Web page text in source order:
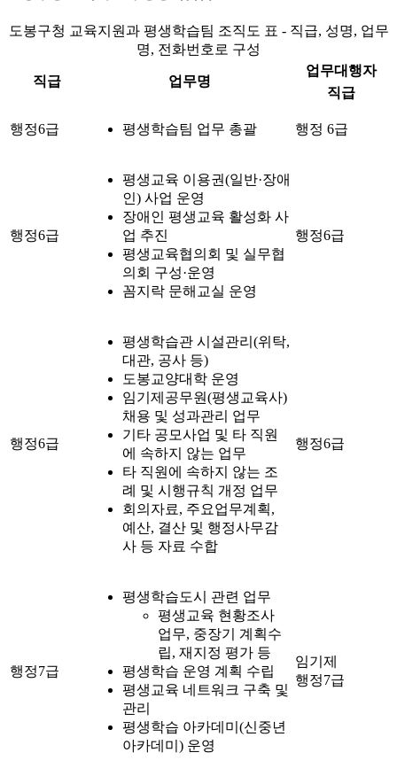
도봉구청 교육지원과 평생학습팀 조직도 표 - 직급, 성명, 업무
명, 전화번호로 구성
직급 업무명
업무대행자
직급
행정6급 평생학습팀 업무 총괄 행정 6급
행정6급
평생교육 이용권(일반·장애
인) 사업 운영
장애인 평생교육 활성화 사
업 추진
평생교육협의회 및 실무협
의회 구성·운영
꼼지락 문해교실 운영
행정6급
행정6급
평생학습관 시설관리(위탁,
대관, 공사 등)
도봉교양대학 운영
임기제공무원(평생교육사)
채용 및 성과관리 업무
기타 공모사업 및 타 직원
에 속하지 않는 업무
타 직원에 속하지 않는 조
례 및 시행규칙 개정 업무
회의자료, 주요업무계획,
예산, 결산 및 행정사무감
사 등 자료 수합
행정6급
행정7급
평생학습도시 관련 업무
평생교육 현황조사
업무, 중장기 계획수
립, 재지정 평가 등
평생학습 운영 계획 수립
평생교육 네트워크 구축 및
관리
평생학습 아카데미(신중년
아카데미) 운영
임기제
행정7급